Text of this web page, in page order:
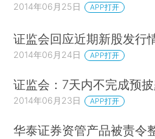
2014年06月25日 APP打开
证监会回应近期新股发行
2014年06月24日 APP打开
证监会：7天内不完成预
2014年06月23日 APP打开
华泰证券资管产品被责令